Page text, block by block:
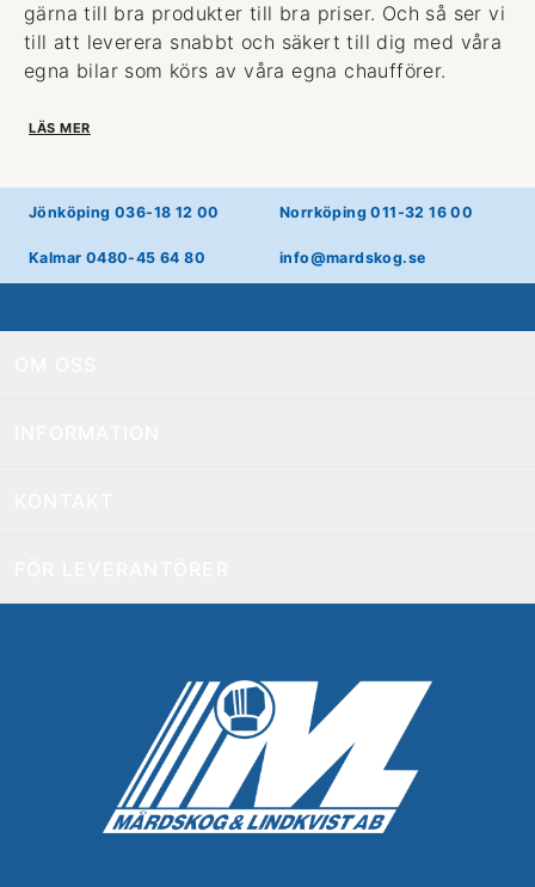
gärna till bra produkter till bra priser. Och så ser vi
till att leverera snabbt och säkert till dig med våra
egna bilar som körs av våra egna chaufförer.
LÄS MER
Jönköping 036-18 12 00 Norrköping 011-32 16 00
Kalmar 0480-45 64 80 info@mardskog.se